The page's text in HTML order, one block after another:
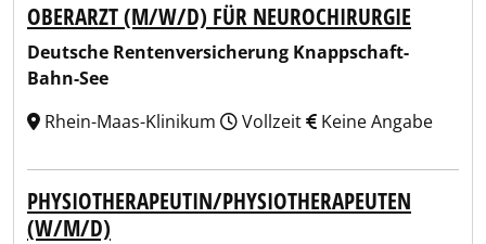
OBERARZT (M/W/D) FÜR NEUROCHIRURGIE
Deutsche Rentenversicherung Knappschaft-
Bahn-See
Rhein-Maas-Klinikum
Vollzeit Keine Angabe
PHYSIOTHERAPEUTIN/PHYSIOTHERAPEUTEN
(W/M/D)